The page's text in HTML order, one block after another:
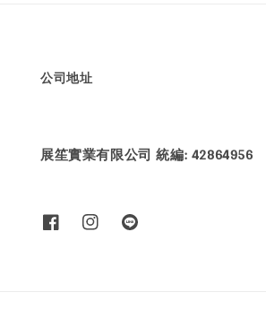
公司地址
展笙實業有限公司 統編: 42864956